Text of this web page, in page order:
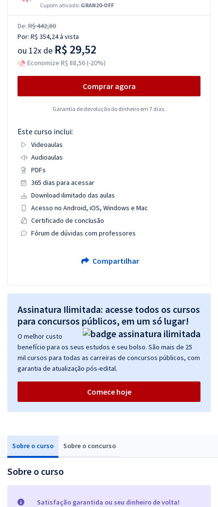
Sobre o curso Sobre o concurso
Sobre o curso
Satisfação garantida ou seu dinheiro de volta!
Cupom ativado: GRAN20-OFF
De: R$ 442,80
Por: R$ 354,24à vista
ou 12x de R$ 29,52
Economize R$ 88,56 (-20%)
Comprar agora
Garantia de devolução do dinheiro em 7 dias.
Este curso inclui:
Videoaulas
Audioaulas
PDFs
365 dias para acessar
Download ilimitado das aulas
Acesso no Android, iOS, Windows e Mac
Certificado de conclusão
Fórum de dúvidas com professores
Compartilhar
Assinatura Ilimitada: acesse todos os cursos
para concursos públicos, em um só lugar!
O melhor custo
benefício para os seus estudos e seu bolso. São mais de 25
mil cursos para todas as carreiras de concursos públicos, com
garantia de atualização pós-edital.
Comece hoje